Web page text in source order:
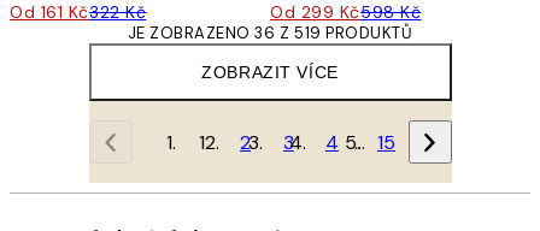
Od 161 Kč322 Kč Od 299 Kč598 Kč
ZOBRAZIT VÍCE
JE ZOBRAZENO 36 Z 519 PRODUKTŮ
1 2 3 4 … 15